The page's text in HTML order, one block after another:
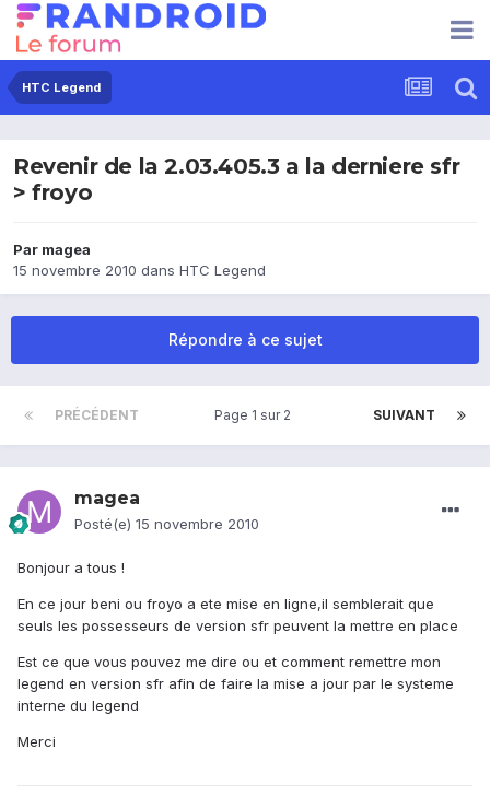
HTC Legend
Revenir de la 2.03.405.3 a la derniere sfr
> froyo
Par magea
15 novembre 2010 dans HTC Legend
Répondre à ce sujet
PRÉCÉDENT SUIVANT
Page 1 sur 2
magea
Posté(e) 15 novembre 2010
Bonjour a tous !
En ce jour beni ou froyo a ete mise en ligne,il semblerait que
seuls les possesseurs de version sfr peuvent la mettre en place
Est ce que vous pouvez me dire ou et comment remettre mon
legend en version sfr afin de faire la mise a jour par le systeme
interne du legend
Merci